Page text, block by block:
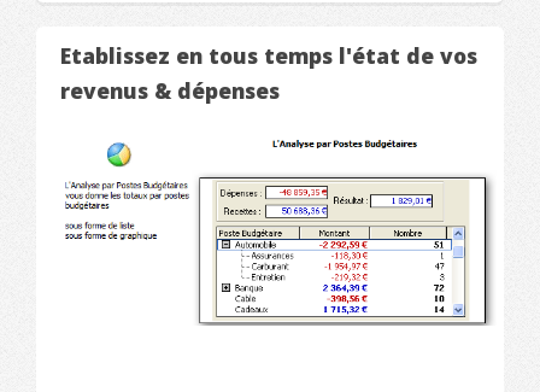
Etablissez en tous temps l'état de vos
revenus & dépenses